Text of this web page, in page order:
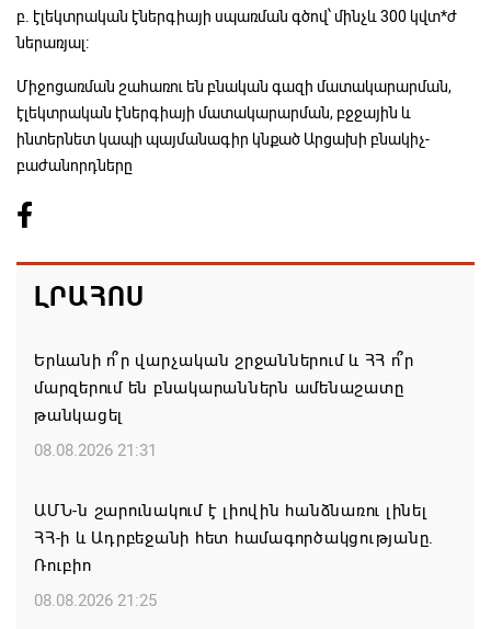
բ. էլեկտրական էներգիայի սպառման գծով՝ մինչև 300 կվտ*ժ
ներառյալ:
Միջոցառման շահառու են բնական գազի մատակարարման,
էլեկտրական էներգիայի մատակարարման, բջջային և
ինտերնետ կապի պայմանագիր կնքած Արցախի բնակիչ-
բաժանորդները
ԼՐԱՀՈՍ
Երևանի ո՞ր վարչական շրջաններում և ՀՀ ո՞ր
մարզերում են բնակարաններն ամենաշատը
թանկացել
08.08.2026 21:31
ԱՄՆ-ն շարունակում է լիովին հանձնառու լինել
ՀՀ-ի և Ադրբեջանի հետ համագործակցությանը.
Ռուբիո
08.08.2026 21:25